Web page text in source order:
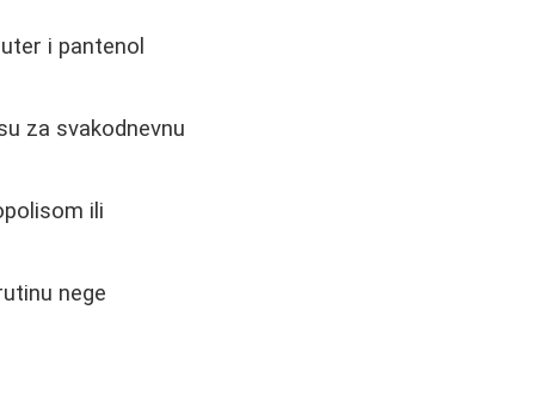
i pantenol
za svakodnevnu
ili
nege